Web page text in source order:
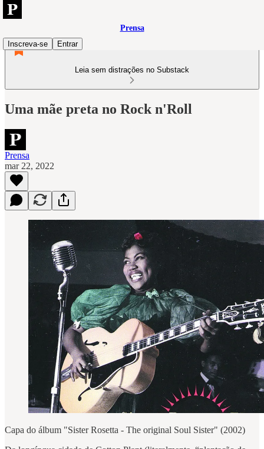
Prensa
Inscreva-se
Entrar
Leia sem distrações no Substack
Uma mãe preta no Rock n'Roll
Prensa
mar 22, 2022
Capa do álbum "Sister Rosetta - The original Soul Sister" (2002)